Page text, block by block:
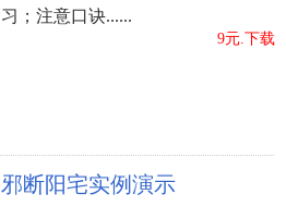
习；注意口诀......
9元.下载
邪断阳宅实例演示